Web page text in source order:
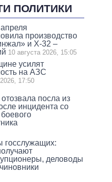
ПОЛИТИКИ
производство
и Х-32 –
10 августа 2026, 15:05
усилят
на АЗС
17:50
посла из
инцидента со
госслужащих:
деловоды